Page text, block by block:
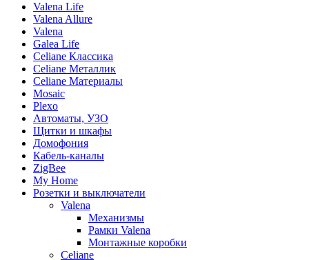
Valena Life
Valena Allure
Valena
Galea Life
Celiane Классика
Celiane Металлик
Celiane Материалы
Mosaic
Plexo
Автоматы, УЗО
Щитки и шкафы
Домофония
Кабель-каналы
ZigBee
My Home
Розетки и выключатели
Valena
Механизмы
Рамки Valena
Монтажные коробки
Celiane